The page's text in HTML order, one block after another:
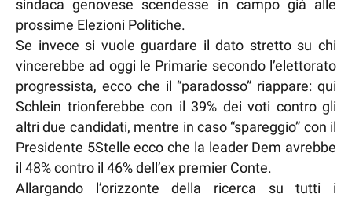
sindaca genovese scendesse in campo già alle
prossime Elezioni Politiche.
Se invece si vuole guardare il dato stretto su chi
vincerebbe ad oggi le Primarie secondo l’elettorato
progressista, ecco che il “paradosso” riappare: qui
Schlein trionferebbe con il 39% dei voti contro gli
altri due candidati, mentre in caso “spareggio” con il
Presidente 5Stelle ecco che la leader Dem avrebbe
il 48% contro il 46% dell’ex premier Conte.
Allargando l’orizzonte della ricerca su tutti i